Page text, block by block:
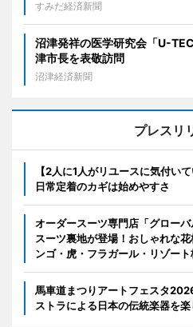
すみだ経済新聞
沼津発祥の医学研究会「U-
津市長を表敬訪問
沼津経済新聞
プレスリ
【2人に1人がリユースに気付い
日常定着のカギは始めやすさ
オーダースーツ専門店「グロー
スーツ裏地が登場！おしゃれな
ンゴ・虎・フラガール・リゾート
馬車道まつりアートフェスタ
ストラによる日本の伝統楽器を